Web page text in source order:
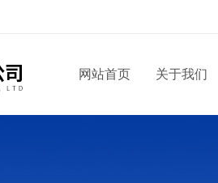
网站首页 关于我们